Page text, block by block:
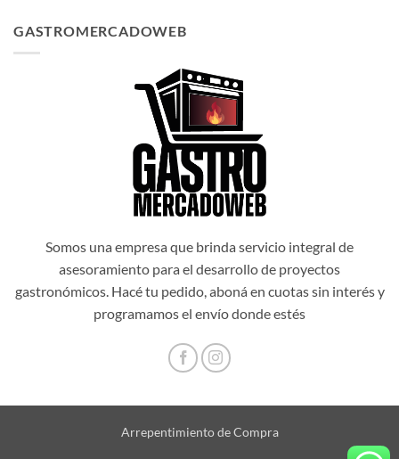
era:
GASTROMERCADOWEB
Somos una empresa que brinda servicio integral de
asesoramiento para el desarrollo de proyectos
gastronómicos. Hacé tu pedido, aboná en cuotas sin interés y
programamos el envío donde estés
Arrepentimiento de Compra